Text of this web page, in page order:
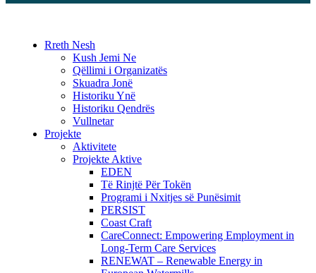
Rreth Nesh
Kush Jemi Ne
Qëllimi i Organizatës
Skuadra Jonë
Historiku Ynë
Historiku Qendrës
Vullnetar
Projekte
Aktivitete
Projekte Aktive
EDEN
Të Rinjtë Për Tokën
Programi i Nxitjes së Punësimit
PERSIST
Coast Craft
CareConnect: Empowering Employment in
Long-Term Care Services
RENEWAT – Renewable Energy in